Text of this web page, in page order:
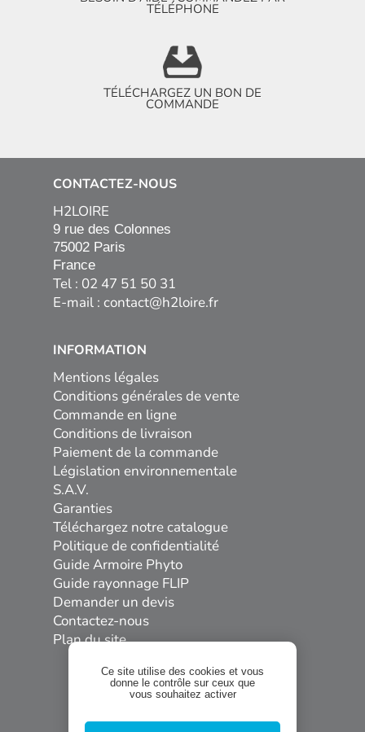
TÉLÉPHONE
TÉLÉCHARGEZ UN BON DE
COMMANDE
CONTACTEZ-NOUS
H2LOIRE
9 rue des Colonnes
75002 Paris
France
Tel : 02 47 51 50 31
E-mail : contact@h2loire.fr
INFORMATION
Mentions légales
Conditions générales de vente
Commande en ligne
Conditions de livraison
Paiement de la commande
Législation environnementale
S.A.V.
Garanties
Téléchargez notre catalogue
Politique de confidentialité
Guide Armoire Phyto
Guide rayonnage FLIP
Demander un devis
Contactez-nous
Plan du site
Ce site utilise des cookies et vous
donne le contrôle sur ceux que
vous souhaitez activer